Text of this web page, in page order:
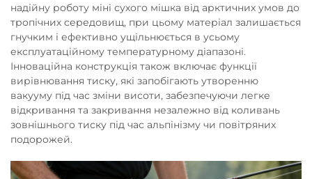
надійну роботу міні сухого мішка від арктичних умов до
тропічних середовищ, при цьому матеріал залишається
гнучким і ефективно ущільнюється в усьому
експлуатаційному температурному діапазоні.
Інноваційна конструкція також включає функції
вирівнювання тиску, які запобігають утворенню
вакууму під час зміни висоти, забезпечуючи легке
відкривання та закривання незалежно від коливань
зовнішнього тиску під час альпінізму чи повітряних
подорожей.